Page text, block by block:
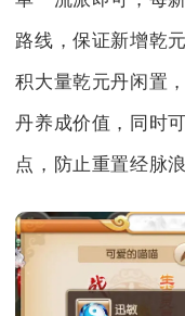
路线，保证新增乾
积大量乾元丹闲置
丹养成价值，同时
点，防止重置经脉